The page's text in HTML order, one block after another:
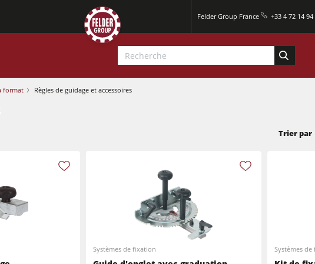
Felder Group France +33 4 72 14 94
Raboteuses-dégauchisseuses
Centres d’usinage-CNC
Raboteuses-dégauchisseuses
format Règles de guidage et accessoires
Trier par
Systèmes de fixation Systèmes